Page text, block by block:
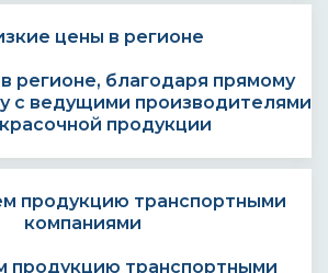
регионе, благодаря прямому
с ведущими производителями
продукции
продукцию транспортными